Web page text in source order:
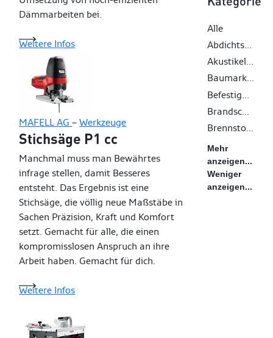
Dämmarbeiten bei.
Weitere Infos
MAFELL AG–Werkzeuge
Stichsäge P1 cc
Manchmal muss man Bewährtes
infrage stellen, damit Besseres
entsteht. Das Ergebnis ist eine
Stichsäge, die völlig neue Maßstäbe in
Sachen Präzision, Kraft und Komfort
setzt. Gemacht für alle, die einen
kompromisslosen Anspruch an ihre
Arbeit haben. Gemacht für dich.
Weitere Infos
Alle
Abdichtsysteme
Akustikelemente
Baumarktprodukte
Befestigungssystem
Brandschutz
Brennstoffe
Mehr
anzeigen...
Weniger
anzeigen...